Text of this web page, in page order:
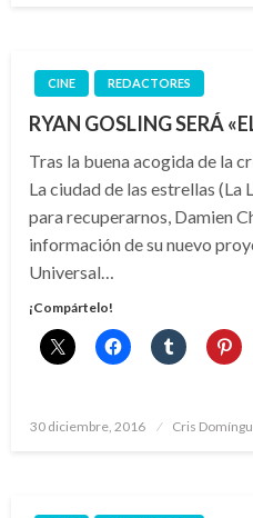
CINE REDACTORES
RYAN GOSLING SERÁ
Tras la buena acogida de la
La ciudad de las estrellas (La
para recuperarnos, Damien
información de su nuevo
Universal…
¡Compártelo!
Publicado
30 diciembre, 2016 Cris